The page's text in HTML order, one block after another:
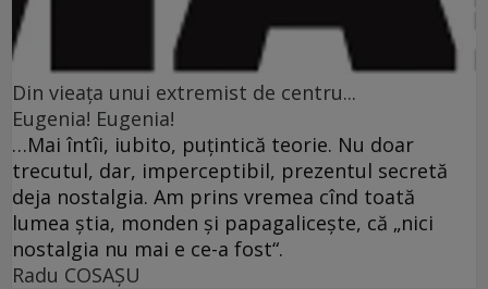
Din vieaţa unui extremist de centru...
Eugenia! Eugenia!
…Mai întîi, iubito, puţintică teorie. Nu doar
trecutul, dar, imperceptibil, prezentul secretă
deja nostalgia. Am prins vremea cînd toată
lumea ştia, monden şi papagaliceşte, că „nici
nostalgia nu mai e ce-a fost“.
Radu COSAŞU